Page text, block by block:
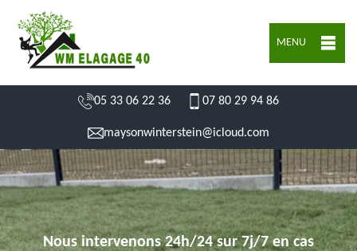
MENU
05 33 06 22 36 07 80 29 94 86
maysonwinterstein@icloud.com
Nous intervenons 24h/24 sur 7j/7 en cas